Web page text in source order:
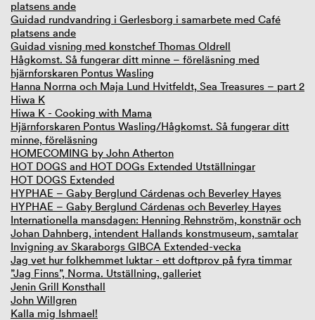
platsens ande
Guidad rundvandring i Gerlesborg i samarbete med Café
platsens ande
Guidad visning med konstchef Thomas Oldrell
Hågkomst. Så fungerar ditt minne – föreläsning med
hjärnforskaren Pontus Wasling
Hanna Norrna och Maja Lund Hvitfeldt, Sea Treasures – part 2
Hiwa K
Hiwa K - Cooking with Mama
Hjärnforskaren Pontus Wasling/Hågkomst. Så fungerar ditt
minne, föreläsning
HOMECOMING by John Atherton
HOT DOGS and HOT DOGs Extended Utställningar
HOT DOGS Extended
HYPHAE – Gaby Berglund Cárdenas och Beverley Hayes
HYPHAE – Gaby Berglund Cárdenas och Beverley Hayes
Internationella mansdagen: Henning Rehnström, konstnär och
Johan Dahnberg, intendent Hallands konstmuseum, samtalar
Invigning av Skaraborgs GIBCA Extended-vecka
Jag vet hur folkhemmet luktar - ett doftprov på fyra timmar
”Jag Finns”, Norma. Utställning, galleriet
Jenin Grill Konsthall
John Willgren
Kalla mig Ishmael!